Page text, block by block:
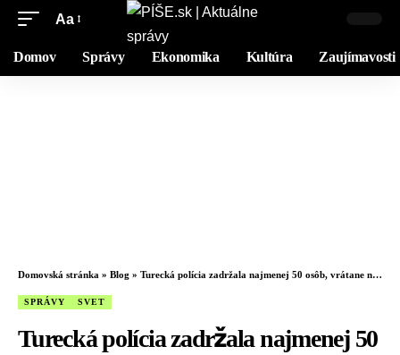
Aa
Domov Správy Ekonomika Kultúra Zaujímavosti
Domovská stránka » Blog » Turecká polícia zadržala najmenej 50 osôb, vrátane novinárky, počas Gay Pride podujatia v Istanbule – VIDEO
SPRÁVY SVET
Turecká polícia zadržala najmenej 50